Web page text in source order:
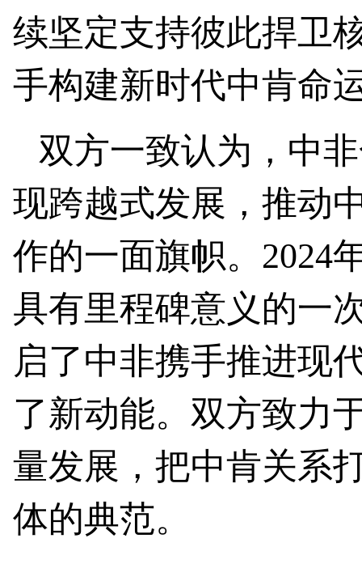
续坚定支持彼此捍卫
手构建新时代中肯命
双方一致认为，中
现跨越式发展，推动
作的一面旗帜。2024
具有里程碑意义的一
启了中非携手推进现
了新动能。双方致力
量发展，把中肯关系
体的典范。